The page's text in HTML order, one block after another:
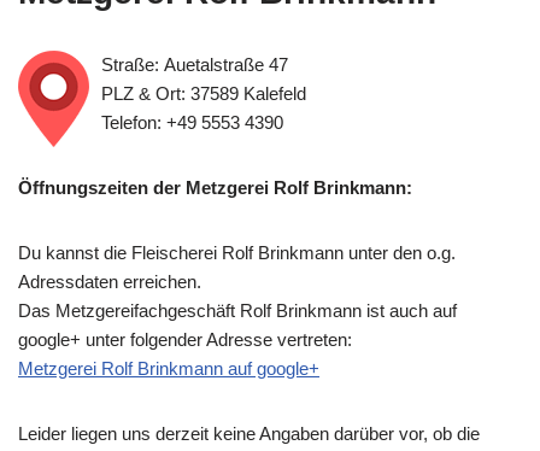
Straße: Auetalstraße 47
PLZ & Ort: 37589 Kalefeld
Telefon: +49 5553 4390
Öffnungszeiten der Metzgerei Rolf Brinkmann:
Du kannst die Fleischerei Rolf Brinkmann unter den o.g.
Adressdaten erreichen.
Das Metzgereifachgeschäft Rolf Brinkmann ist auch auf
google+ unter folgender Adresse vertreten:
Metzgerei Rolf Brinkmann auf google+
Leider liegen uns derzeit keine Angaben darüber vor, ob die